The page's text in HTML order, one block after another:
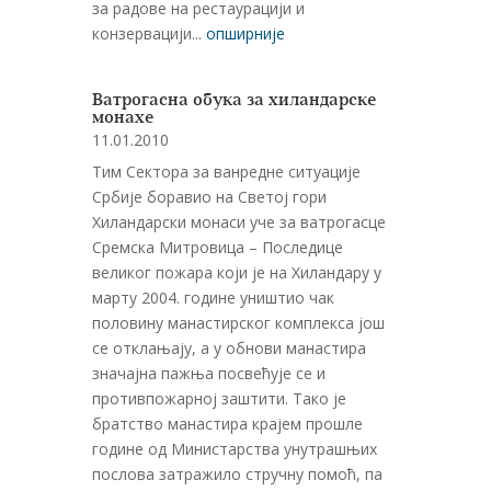
за радове на рестаурацији и
конзервацији... опширније
Ватрогасна обука за хиландарске
монахе
11.01.2010
Тим Сектора за ванредне ситуације
Србије боравио на Светој гори
Хиландарски монаси уче за ватрогасце
Сремска Митровица – Последице
великог пожара који је на Хиландару у
марту 2004. године уништио чак
половину манастирског комплекса још
се отклањају, а у обнови манастира
значајна пажња посвећује се и
противпожарној заштити. Тако је
братство манастира крајем прошле
године од Министарства унутрашњих
послова затражило стручну помоћ, па